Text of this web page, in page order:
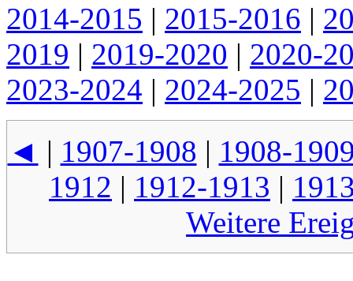
2014-2015 | 2015-2016 |
2019 | 2019-2020 | 2020-
2023-2024 | 2024-2025 |
◄ | 1907-1908 | 1908-
1912 | 1912-1913 |
Weitere